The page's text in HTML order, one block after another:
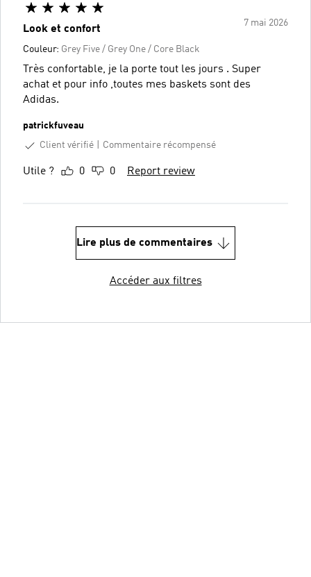
7 mai 2026
Look et confort
Couleur: Grey Five / Grey One / Core Black
Très confortable, je la porte tout les jours . Super
achat et pour info ,toutes mes baskets sont des
Adidas.
patrickfuveau
Client vérifié
Commentaire récompensé
Utile ? 0 0 Report review
Lire plus de commentaires
Accéder aux filtres